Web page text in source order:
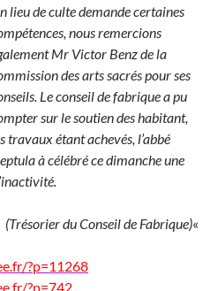
lieu de culte demande certaines
nous remercions
Mr Victor Benz de la
des arts sacrés pour ses
Le conseil de fabrique a pu
sur le soutien des habitant,
travaux étant achevés, l’abbé
à célébré ce dimanche une
(Trésorier du Conseil de Fabrique)«
?p=11268
?p=742